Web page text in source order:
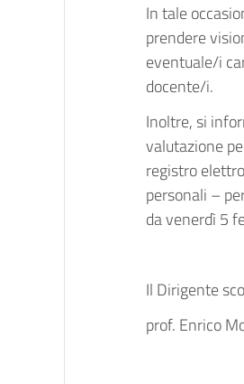
In tale
prendere
eventuale/i
docente/i.
Inoltre, si
valutazione
registro
personali –
da venerdì 5
Il Dirigente
prof. Enrico